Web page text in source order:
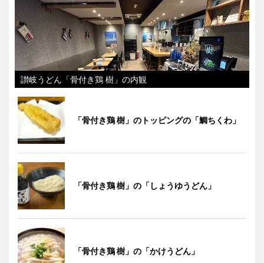
讃岐うどん「骨付き鶏 樹」の内観
「骨付き鶏 樹」のトッピングの「鯛ちくわ」
「骨付き鶏 樹」の「しょうゆうどん」
「骨付き鶏 樹」の「かけうどん」